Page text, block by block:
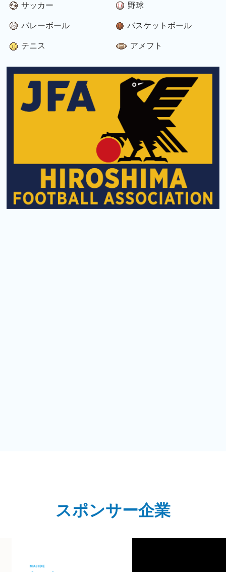
サッカー 野球
バレーボール バスケットボール
テニス アメフト
スポンサー企業